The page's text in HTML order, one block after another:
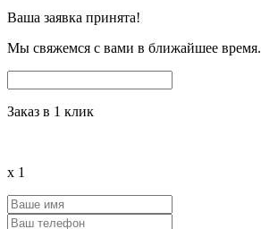
Ваша заявка принята!
Мы свяжемся с вами в ближайшее время.
Заказ в 1 клик
x 1